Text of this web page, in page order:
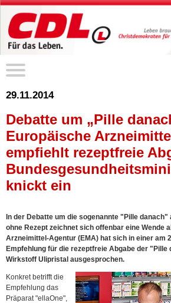
29.11.2014
Debatte um „Pille
Europäische
empfiehlt rezeptfreie
knickt ein
In der Debatte um die sogenannte "Pille
ohne Rezept zeichnet sich offenbar eine Wende
Arzneimittel-Agentur (EMA) hat sich in einer am
Empfehlung für die rezeptfreie Abgabe der "Pille
Wirkstoff Ulipristal ausgesprochen.
Konkret betrifft die
Empfehlung das
Präparat "ellaOne",